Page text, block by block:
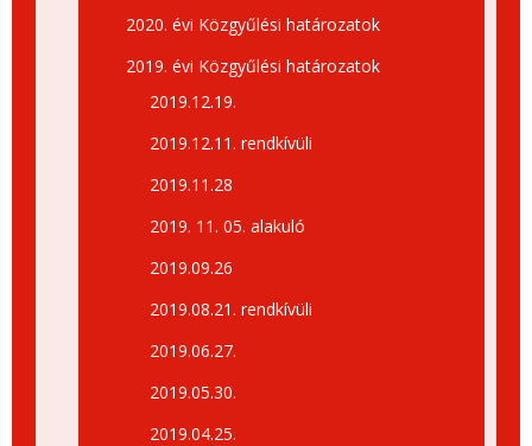
2020. évi Közgyűlési határozatok
2019. évi Közgyűlési határozatok
2019.12.19.
2019.12.11. rendkívüli
2019.11.28
2019. 11. 05. alakuló
2019.09.26
2019.08.21. rendkívüli
2019.06.27.
2019.05.30.
2019.04.25.